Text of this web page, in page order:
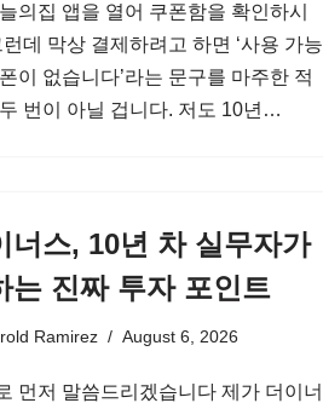
의집 앱을 열어 쿠폰함을 확인하시
런데 막상 결제하려고 하면 ‘사용 가능
이 없습니다’라는 문구를 마주한 적
번이 아닐 겁니다. 저도 10년…
너스, 10년 차 실무자가
는 진짜 투자 포인트
Ramirez August 6, 2026
먼저 말씀드리겠습니다 제가 더이너